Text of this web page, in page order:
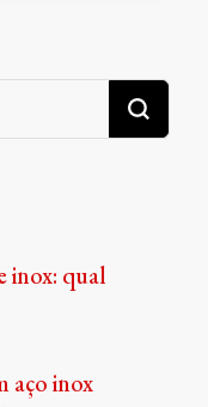
inox: qual
aço inox